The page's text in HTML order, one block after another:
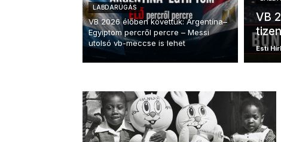
LABDARÚGÁS
VB 2026 élőben követtük: Argentína–
Egyiptom percről percre – Messi
utolsó vb-meccse is lehet
VB
Esti